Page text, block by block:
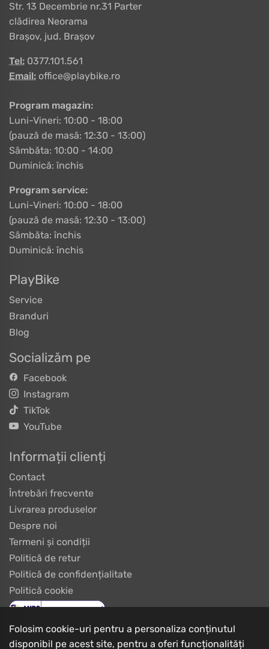
Str. 13 Decembrie nr.31 Parter
clădirea Neorama
Brașov, jud. Brașov
Tel: 0377.101.561
Email: office@playbike.ro
Program magazin:
Luni-Vineri: 10:00 - 18:00
(pauză de masă: 12:30 - 13:00)
Sâmbăta: 10:00 - 14:00
Duminică: închis
Program service:
Luni-Vineri: 10:00 - 18:00
(pauză de masă: 12:30 - 13:00)
Sâmbăta: închis
Duminică: închis
PlayBike
Service
Branduri
Blog
Socializăm pe
Facebook
Instagram
TikTok
YouTube
Informații clienți
Contact
Întrebări frecvente
Livrarea produselor
Despre noi
Termeni și condiții
Politică de retur
Politică de confidențialitate
Politică cookie
Folosim cookie-uri pentru a personaliza conținutul
disponibil pe acest site, pentru a oferi funcționalități